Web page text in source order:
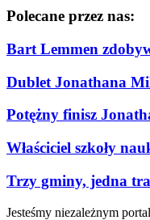
Polecane przez nas:
Bart Lemmen
Dublet Jonathana
Potężny finisz
Właściciel szkoły
Trzy gminy, jedna
Jesteśmy niezależnym